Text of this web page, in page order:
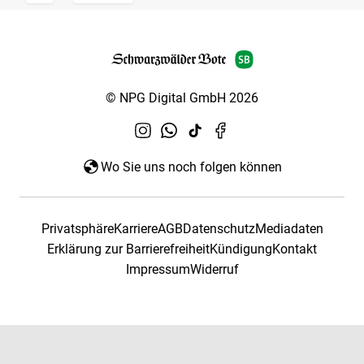
© NPG Digital GmbH 2026
Wo Sie uns noch folgen können
PrivatsphäreKarriereAGBDatenschutzMediadaten
Erklärung zur BarrierefreiheitKündigungKontakt
ImpressumWiderruf